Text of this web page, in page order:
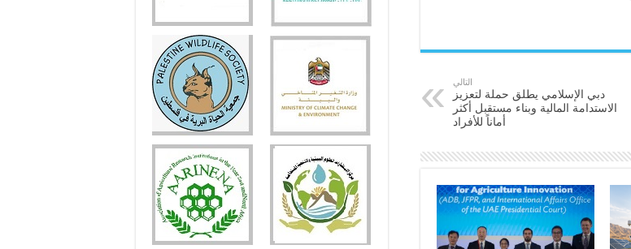
التالي
دبي الإسلامي يطلق حملة لتعزيز
الاستدامة المالية وبناء مستقبل أكثر
أماناً للأفراد